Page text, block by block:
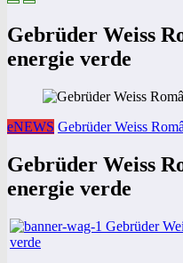
Gebrüder Weiss
energie verde
eNEWS Gebrüder Weiss
Gebrüder Weiss
energie verde